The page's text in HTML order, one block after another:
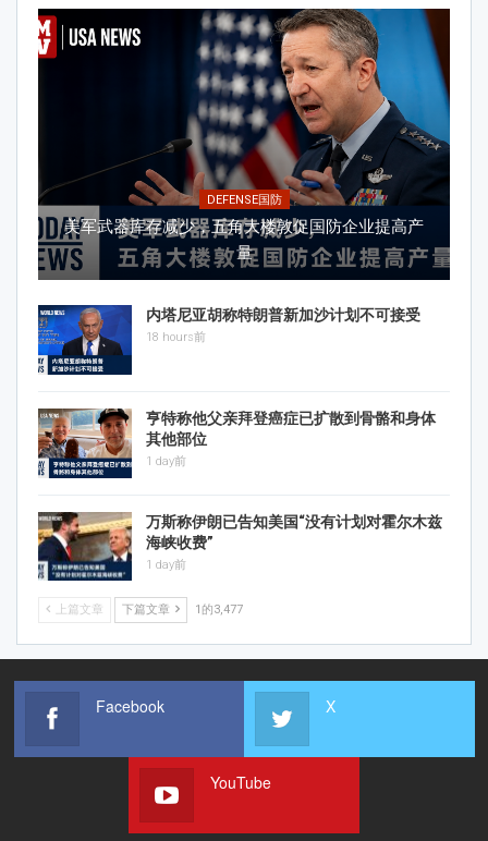
DEFENSE国防
美军武器库存减少，五角大楼敦促国防企业提高产
量
内塔尼亚胡称特朗普新加沙计划不可接受
18 hours前
亨特称他父亲拜登癌症已扩散到骨骼和身体
其他部位
1 day前
万斯称伊朗已告知美国“没有计划对霍尔木兹
海峡收费”
1 day前
上篇文章 下篇文章 1的3,477
Facebook X
YouTube